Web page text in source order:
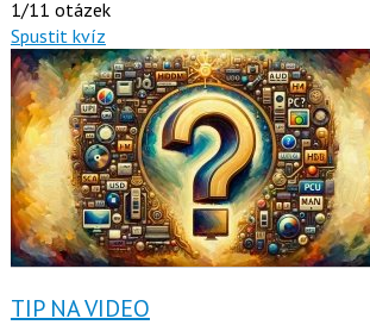
1/11 otázek
Spustit kvíz
TIP NA VIDEO